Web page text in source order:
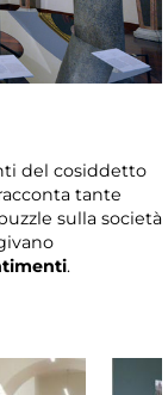
del cosiddetto
tante
sulla società
.